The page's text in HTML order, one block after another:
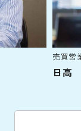
売買営
日高